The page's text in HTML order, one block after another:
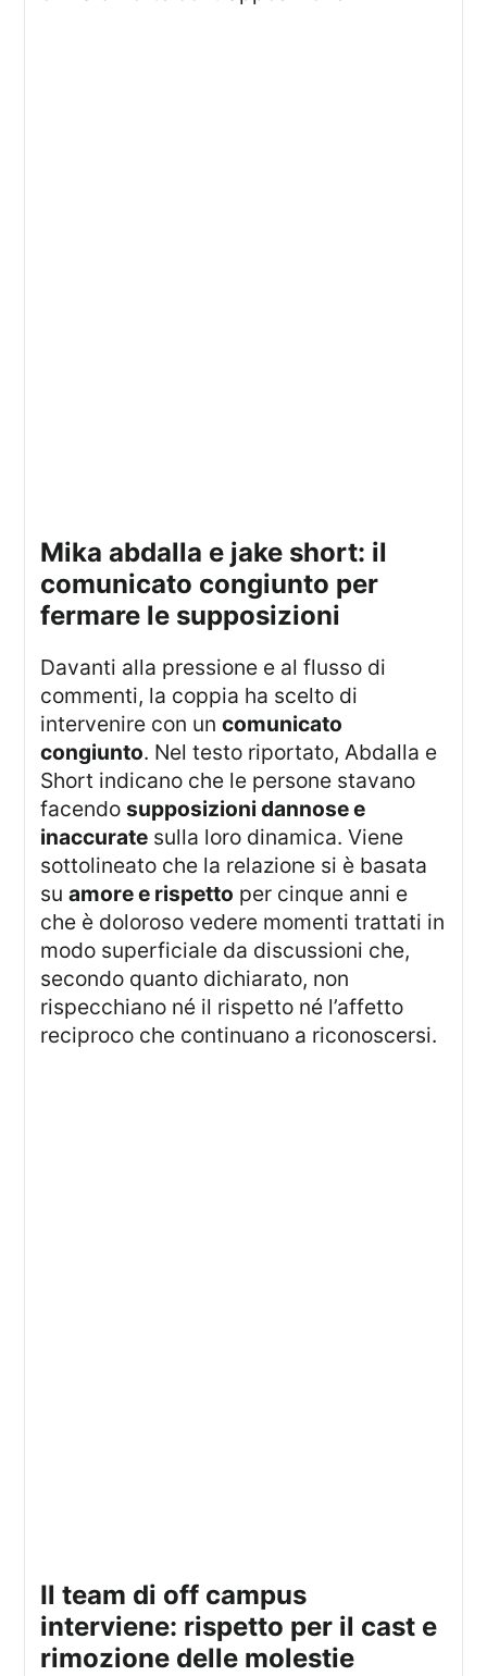
mika abdalla e jake short: il
comunicato congiunto per
fermare le supposizioni
Davanti alla pressione e al flusso di
commenti, la coppia ha scelto di
intervenire con uncomunicato
congiunto. Nel testo riportato, Abdalla e
Short indicano che le persone stavano
facendosupposizioni dannose e
inaccurate sulla loro dinamica. Viene
sottolineato che la relazione si è basata
suamore e rispetto per cinque anni e
che è doloroso vedere momenti trattati in
modo superficiale da discussioni che,
secondo quanto dichiarato, non
rispecchiano né il rispetto né l’affetto
reciproco che continuano a riconoscersi.
il team di off campus
interviene: rispetto per il cast e
rimozione delle molestie